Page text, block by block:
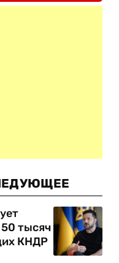
тысяч
КНДР